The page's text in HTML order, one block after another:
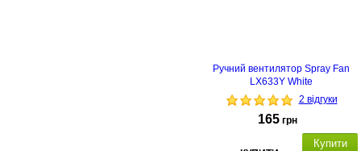
Ручний вентилятор Spray Fan
LX633Y White
2 відгуки
165 грн
Купити